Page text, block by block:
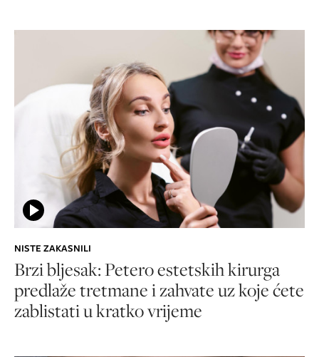
NISTE ZAKASNILI
Brzi bljesak: Petero estetskih kirurga
predlaže tretmane i zahvate uz koje ćete
zablistati u kratko vrijeme